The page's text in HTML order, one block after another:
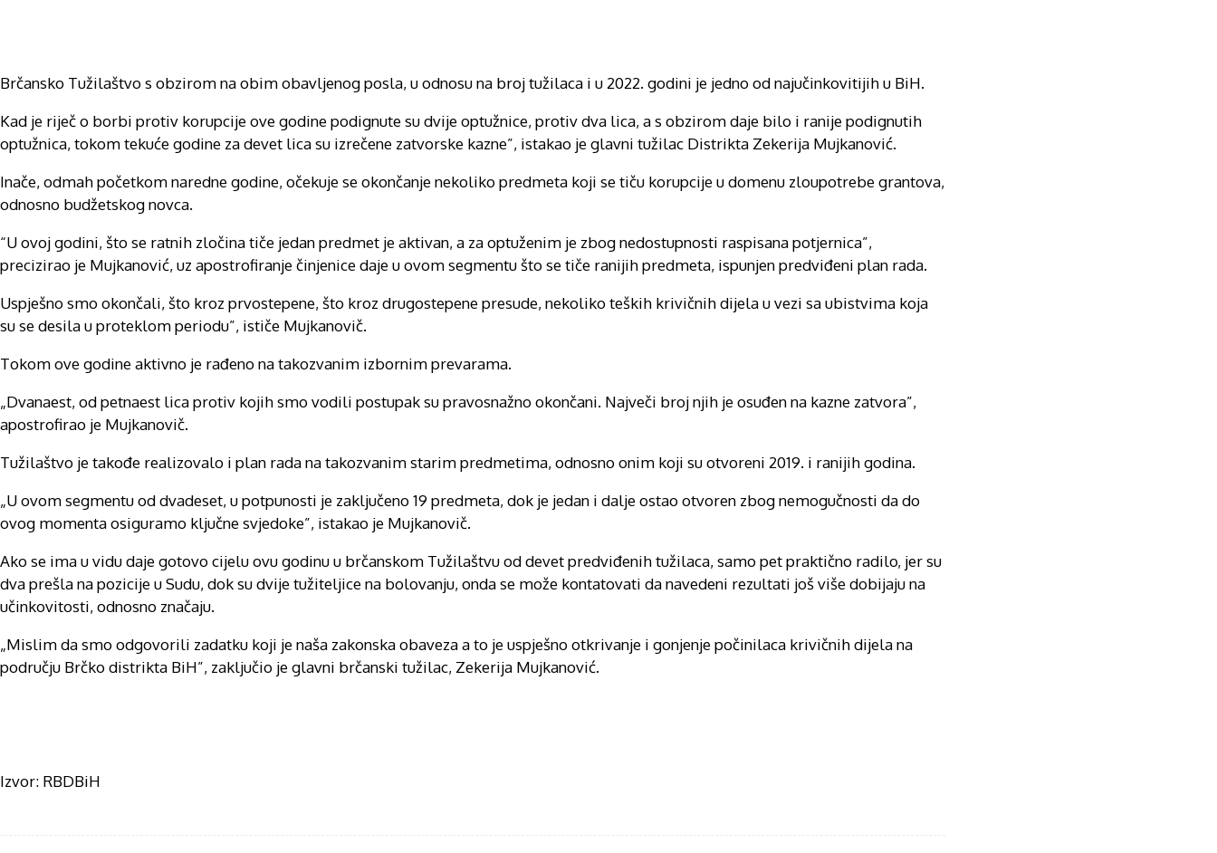
Brčansko Tužilaštvo s obzirom na obim obavljenog posla, u odnosu na broj tužilaca i u 2022. godini je jedno od najučinkovitijih u BiH.
Kad je riječ o borbi protiv korupcije ove godine podignute su dvije optužnice, protiv dva lica, a s obzirom daje bilo i ranije podignutih
optužnica, tokom tekuće godine za devet lica su izrečene zatvorske kazne”, istakao je glavni tužilac Distrikta Zekerija Mujkanović.
Inače, odmah početkom naredne godine, očekuje se okončanje nekoliko predmeta koji se tiču korupcije u domenu zloupotrebe grantova,
odnosno budžetskog novca.
“U ovoj godini, što se ratnih zločina tiče jedan predmet je aktivan, a za optuženim je zbog nedostupnosti raspisana potjernica”,
precizirao je Mujkanović, uz apostrofiranje činjenice daje u ovom segmentu što se tiče ranijih predmeta, ispunjen predviđeni plan rada.
Uspješno smo okončali, što kroz prvostepene, što kroz drugostepene presude, nekoliko teških krivičnih dijela u vezi sa ubistvima koja
su se desila u proteklom periodu”, ističe Mujkanovič.
Tokom ove godine aktivno je rađeno na takozvanim izbornim prevarama.
„Dvanaest, od petnaest lica protiv kojih smo vodili postupak su pravosnažno okončani. Največi broj njih je osuđen na kazne zatvora”,
apostrofirao je Mujkanovič.
Tužilaštvo je takođe realizovalo i plan rada na takozvanim starim predmetima, odnosno onim koji su otvoreni 2019. i ranijih godina.
„U ovom segmentu od dvadeset, u potpunosti je zaključeno 19 predmeta, dok je jedan i dalje ostao otvoren zbog nemogučnosti da do
ovog momenta osiguramo ključne svjedoke”, istakao je Mujkanovič.
Ako se ima u vidu daje gotovo cijelu ovu godinu u brčanskom Tužilaštvu od devet predviđenih tužilaca, samo pet praktično radilo, jer su
dva prešla na pozicije u Sudu, dok su dvije tužiteljice na bolovanju, onda se može kontatovati da navedeni rezultati još više dobijaju na
učinkovitosti, odnosno značaju.
„Mislim da smo odgovorili zadatku koji je naša zakonska obaveza a to je uspješno otkrivanje i gonjenje počinilaca krivičnih dijela na
području Brčko distrikta BiH”, zaključio je glavni brčanski tužilac, Zekerija Mujkanović.
Izvor: RBDBiH